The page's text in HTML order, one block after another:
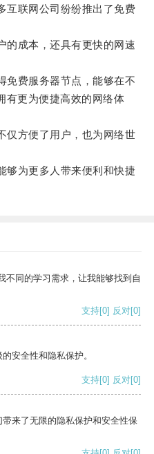
联网公司纷纷推出了免费
成本，还具有更快的网速
费服务器节点，能够在不
有更为便捷高效的网络体
方便了用户，也为网络世
为更多人带来便利和快捷
不同的学习需求，让我能够找到自
支持[0] 反对[0]
安全性和隐私保护。
支持[0] 反对[0]
来了无限的隐私保护和安全性保